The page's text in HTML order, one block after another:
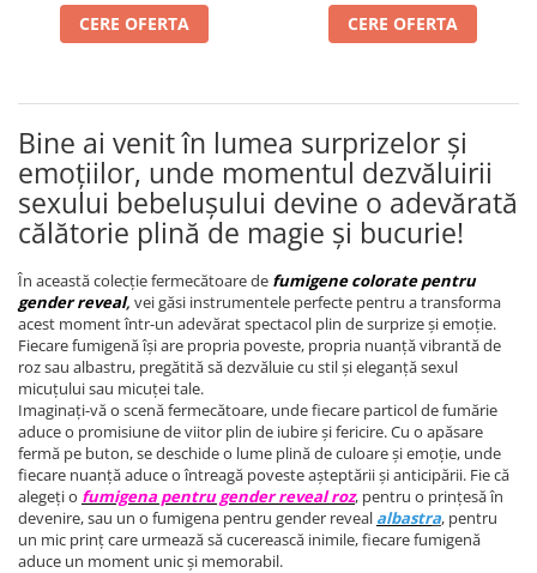
CERE OFERTA CERE OFERTA
Bine ai venit în lumea surprizelor și
emoțiilor, unde momentul dezvăluirii
sexului bebelușului devine o adevărată
călătorie plină de magie și bucurie!
În această colecție fermecătoare de fumigene colorate pentru
gender reveal, vei găsi instrumentele perfecte pentru a transforma
acest moment într-un adevărat spectacol plin de surprize și emoție.
Fiecare fumigenă își are propria poveste, propria nuanță vibrantă de
roz sau albastru, pregătită să dezvăluie cu stil și eleganță sexul
micuțului sau micuței tale.
Imaginați-vă o scenă fermecătoare, unde fiecare particol de fumărie
aduce o promisiune de viitor plin de iubire și fericire. Cu o apăsare
fermă pe buton, se deschide o lume plină de culoare și emoție, unde
fiecare nuanță aduce o întreagă poveste așteptării și anticipării. Fie că
alegeți o fumigena pentru gender reveal roz, pentru o prințesă în
devenire, sau un o fumigena pentru gender reveal albastra, pentru
un mic prinț care urmează să cucerească inimile, fiecare fumigenă
aduce un moment unic și memorabil.